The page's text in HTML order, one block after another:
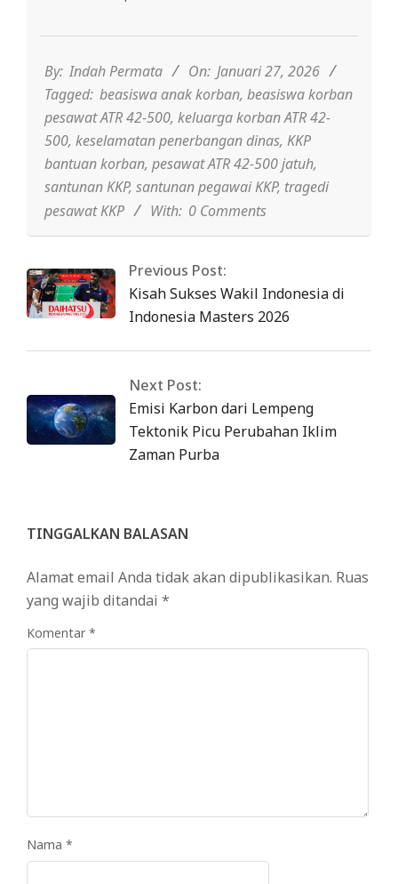
27
By: Indah Permata On: Januari 27, 2026
Tagged: beasiswa anak korban, beasiswa korban
pesawat ATR 42-500, keluarga korban ATR 42-
500, keselamatan penerbangan dinas, KKP
bantuan korban, pesawat ATR 42-500 jatuh,
santunan KKP, santunan pegawai KKP, tragedi
pesawat KKP
With: 0 Comments
Previous Post:
Kisah Sukses Wakil Indonesia di
Indonesia Masters 2026
Next Post:
Emisi Karbon dari Lempeng
Tektonik Picu Perubahan Iklim
Zaman Purba
TINGGALKAN BALASAN
Alamat email Anda tidak akan dipublikasikan. Ruas
yang wajib ditandai *
Komentar *
Nama *